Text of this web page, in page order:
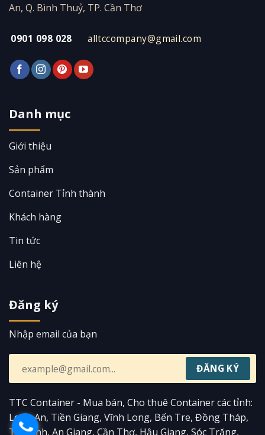
An, Q. Bình Thuỷ, TP. Cần Thơ
0901 098 028 alltccompany@gmail.com
Danh mục
Giới thiệu
Sản phẩm
Container Tỉnh thành
Khách hàng
Tin tức
Liên hệ
Đăng ký
Nhập email của bạn
TTC Container - Mua bán, Cho thuê Container các tỉnh:
Long An, Tiền Giang, Vĩnh Long, Bến Tre, Đồng Tháp,
Trà Vinh, An Giang, Cần Thơ, Hậu Giang, Sóc Trăng,